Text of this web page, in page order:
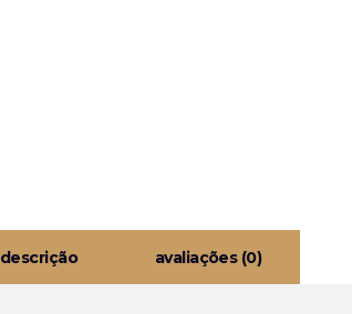
descrição avaliações (0)